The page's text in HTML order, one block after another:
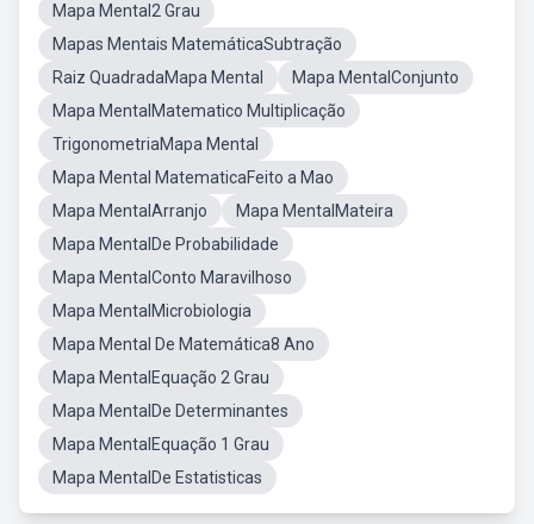
Mapa Mental2 Grau
Mapas Mentais MatemáticaSubtração
Raiz QuadradaMapa Mental
Mapa MentalConjunto
Mapa MentalMatematico Multiplicação
TrigonometriaMapa Mental
Mapa Mental MatematicaFeito a Mao
Mapa MentalArranjo
Mapa MentalMateira
Mapa MentalDe Probabilidade
Mapa MentalConto Maravilhoso
Mapa MentalMicrobiologia
Mapa Mental De Matemática8 Ano
Mapa MentalEquação 2 Grau
Mapa MentalDe Determinantes
Mapa MentalEquação 1 Grau
Mapa MentalDe Estatisticas